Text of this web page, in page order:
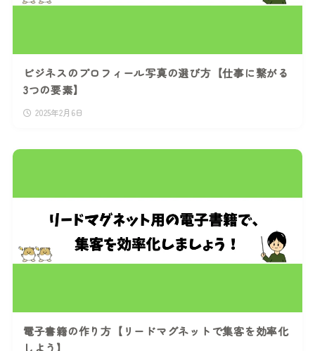
ビジネスのプロフィール写真の選び方【仕事に繋がる
3つの要素】
2025年2月6日
電子書籍の作り方【リードマグネットで集客を効率化
しよう】